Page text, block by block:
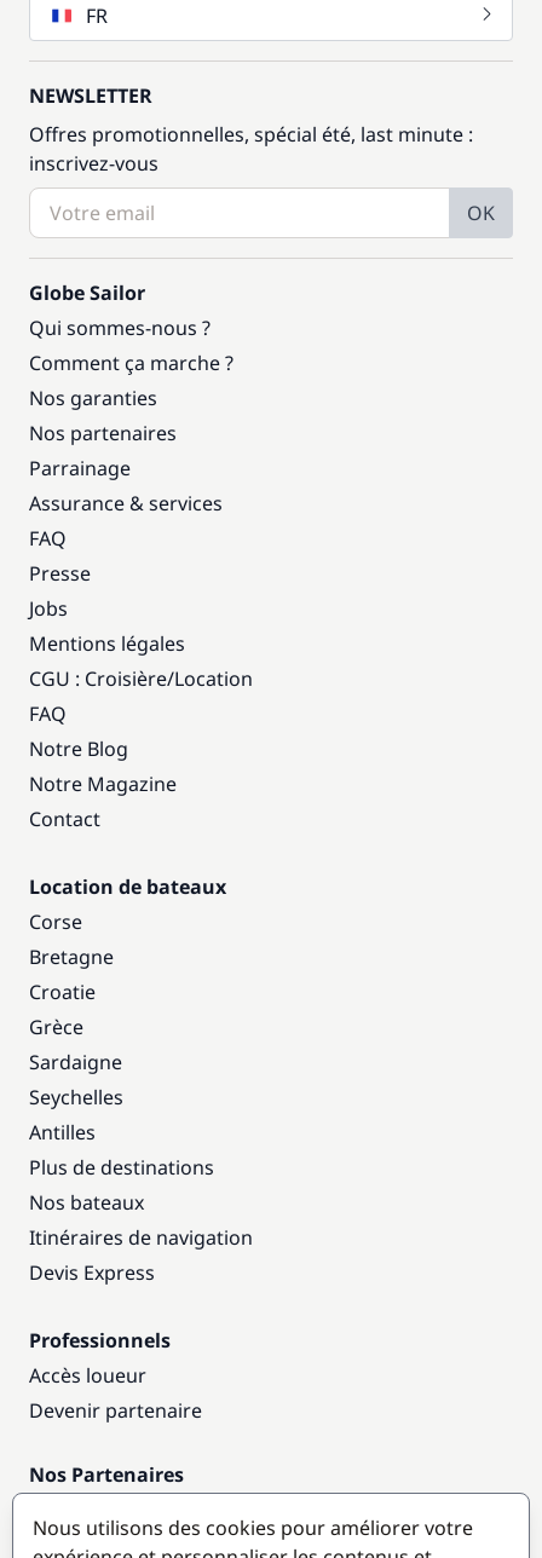
FR
NEWSLETTER
Offres promotionnelles, spécial été, last minute :
inscrivez-vous
OK
Globe Sailor
Qui sommes-nous ?
Comment ça marche ?
Nos garanties
Nos partenaires
Parrainage
Assurance & services
FAQ
Presse
Jobs
Mentions légales
CGU : Croisière/Location
FAQ
Notre Blog
Notre Magazine
Contact
Location de bateaux
Corse
Bretagne
Croatie
Grèce
Sardaigne
Seychelles
Antilles
Plus de destinations
Nos bateaux
Itinéraires de navigation
Devis Express
Professionnels
Accès loueur
Devenir partenaire
Nos Partenaires
Nous utilisons des cookies pour améliorer votre